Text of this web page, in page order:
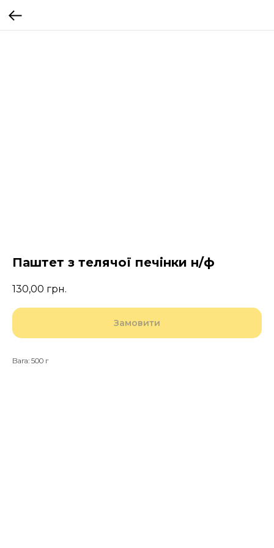
Паштет з телячої печінки н/ф
130,00 грн.
Замовити
Вага: 500 г